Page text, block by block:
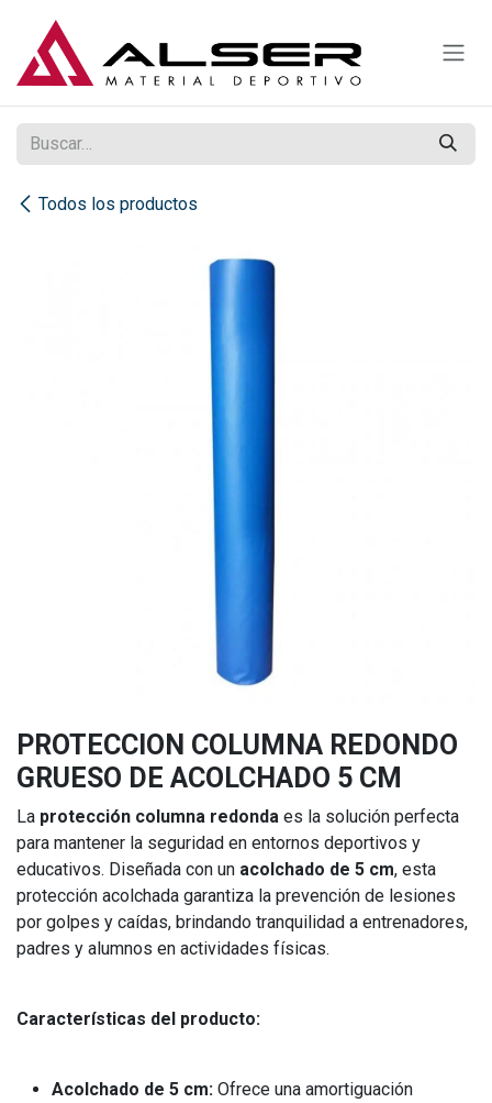
Todos los productos
PROTECCION COLUMNA REDONDO
GRUESO DE ACOLCHADO 5 CM
La protección columna redonda es la solución perfecta
para mantener la seguridad en entornos deportivos y
educativos. Diseñada con un acolchado de 5 cm, esta
protección acolchada garantiza la prevención de lesiones
por golpes y caídas, brindando tranquilidad a entrenadores,
padres y alumnos en actividades físicas.
Características del producto:
Acolchado de 5 cm: Ofrece una amortiguación